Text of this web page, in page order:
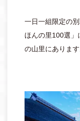
一日一組限定の
ほんの里100選」
の山里にありま
園を備える新築
宿泊者限定の無
空間の中で、和
できるのも魅力